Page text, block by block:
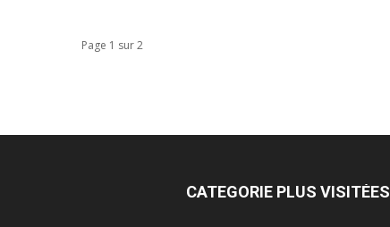
Page 1 sur 2
CATEGORIE PLUS VISITÉES